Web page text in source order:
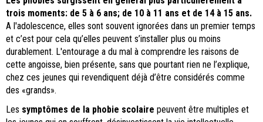
trois moments: de 5 à 6 ans; de 10 à 11 ans et de 14 à 15 ans.
A l'adolescence, elles sont souvent ignorées dans un premier temps
et c’est pour cela qu’elles peuvent s’installer plus ou moins
durablement. L'entourage a du mal à comprendre les raisons de
cette angoisse, bien présente, sans que pourtant rien ne l’explique,
chez ces jeunes qui revendiquent déjà d’être considérés comme
des «grands».
Les symptômes de la phobie scolaire peuvent être multiples et